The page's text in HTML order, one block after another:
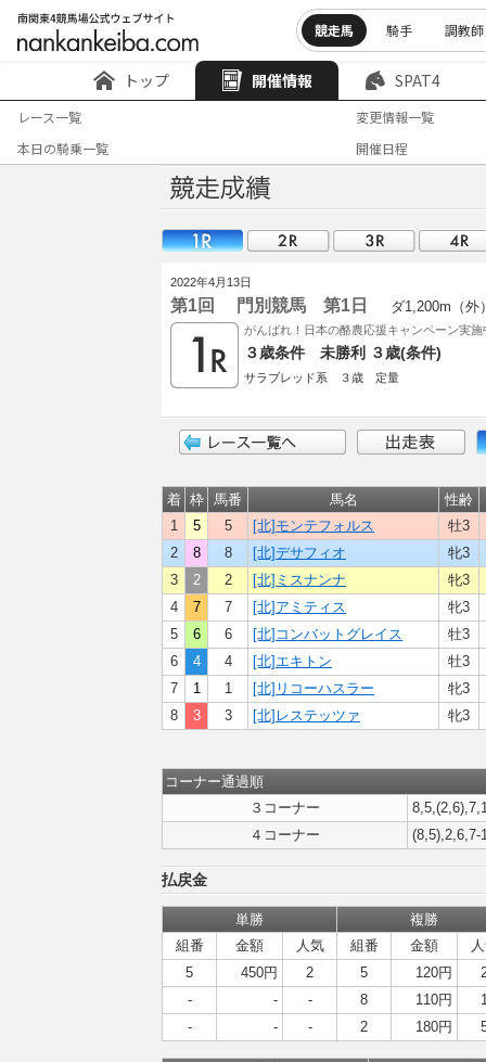
競走馬 騎手 調教師
トップ 開催情報 SPAT4
レース一覧
変更情報一覧
本日の騎乗一覧
開催日程
2022年4月13日
第1回 門別競馬 第1日 ダ1,200m（外
がんばれ！日本の酪農応援キャンペーン実施
３歳条件 未勝利 ３歳(条件)
サラブレッド系 ３歳 定量
着 枠 馬番 馬名
性齢
1
5 5 [北]モンテフォルス
牡3
2
8 8 [北]デサフィオ
牝3
3
2 2 [北]ミスナンナ
牝3
4
7 7 [北]アミティス
牝3
5
6 6 [北]コンバットグレイス
牡3
6
4 4 [北]エキトン
牡3
7
1 1 [北]リコーハスラー
牝3
8
3 3 [北]レステッツァ 牝3
コーナー通過順
３コーナー
４コーナー
(8,5),2,6,7-
払戻金
単勝
複勝
組番
金額 人気 組番 金額
5
450円 2 5 120円
-
- - 8 110円
-
- - 2 180円